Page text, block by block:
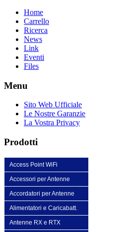
Home
Carrello
Ricerca
News
Link
Eventi
Files
Menu
Sito Web Ufficiale
Le Nostre Garanzie
La Vostra Privacy
Prodotti
Access Point WiFi
Accessori per Antenne
Accordatori per Antenne
Alimentatori e Caricabatt.
Antenne RX e RTX